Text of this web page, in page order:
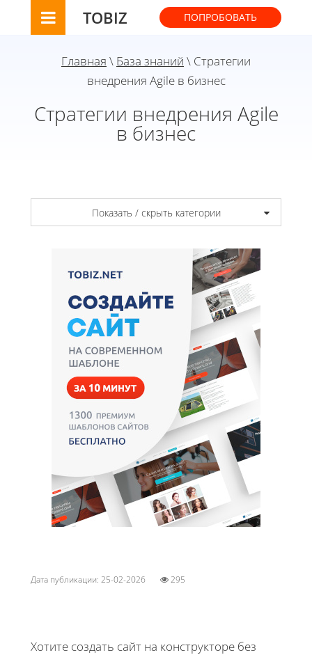
TOBIZ ПОПРОБОВАТЬ
Главная \ База знаний \ Стратегии
внедрения Agile в бизнес
Стратегии внедрения Agile
в бизнес
Показать / скрыть категории
Дата публикации: 25-02-2026 295
Хотите создать сайт на конструкторе без